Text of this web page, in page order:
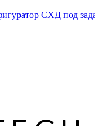
СХД под